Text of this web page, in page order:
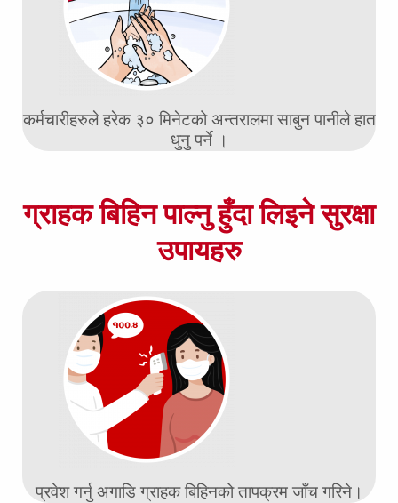
कर्मचारीहरुले हरेक ३० मिनेटको अन्तरालमा साबुन पानीले हात
धुनु पर्ने ।
ग्राहक बिहिन पाल्नु हुँदा लिइने सुरक्षा
उपायहरु
प्रवेश गर्नु अगाडि ग्राहक बिहिनको तापक्रम जाँच गरिने।